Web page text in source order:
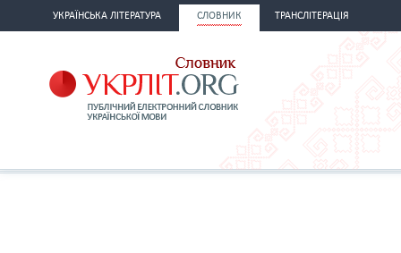
УКРАЇНСЬКА ЛІТЕРАТУРА СЛОВНИК ТРАНСЛІТЕРАЦІЯ